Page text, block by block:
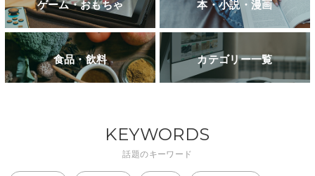
ゲーム・おもちゃ 本・小説・漫画
食品・飲料 カテゴリー一覧
KEYWORDS
話題のキーワード